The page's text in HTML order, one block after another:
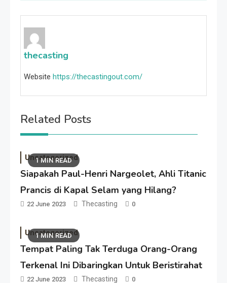
thecasting
Website https://thecastingout.com/
Related Posts
1 MIN READ
Uncategorized
Siapakah Paul-Henri Nargeolet, Ahli Titanic
Prancis di Kapal Selam yang Hilang?
22 June 2023 Thecasting 0
1 MIN READ
Uncategorized
Tempat Paling Tak Terduga Orang-Orang
Terkenal Ini Dibaringkan Untuk Beristirahat
22 June 2023 Thecasting 0